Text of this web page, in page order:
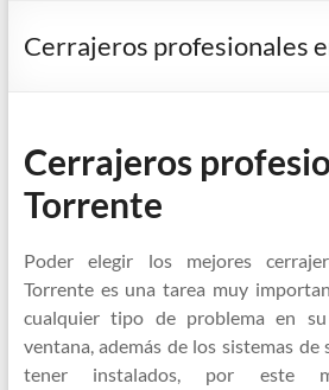
Cerrajeros profesionales
Cerrajeros
Torrente
Poder elegir los mejores
Torrente es una tarea muy
cualquier tipo de problema en
ventana, además de los sistemas de
tener instalados, por este